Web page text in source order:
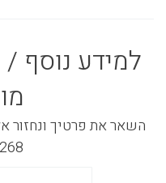
למידע נוסף
השאר את פרטיך